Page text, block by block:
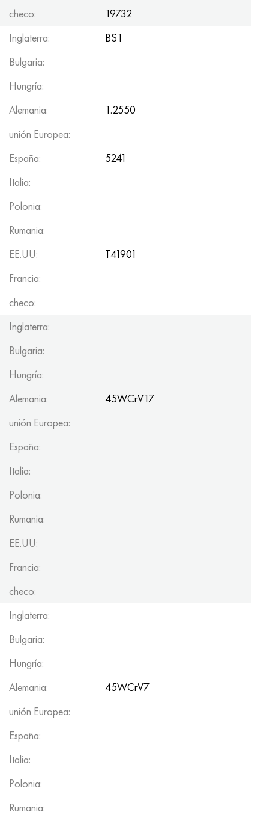
checo:
19732
Inglaterra:
BS1
Bulgaria:
Hungría:
Alemania:
1.2550
unión Europea:
España:
5241
Italia:
Polonia:
Rumania:
EE.UU:
T41901
Francia:
checo:
Inglaterra:
Bulgaria:
Hungría:
Alemania:
45WCrV17
unión Europea:
España:
Italia:
Polonia:
Rumania:
EE.UU:
Francia:
checo:
Inglaterra:
Bulgaria:
Hungría:
Alemania:
45WCrV7
unión Europea:
España:
Italia:
Polonia:
Rumania: